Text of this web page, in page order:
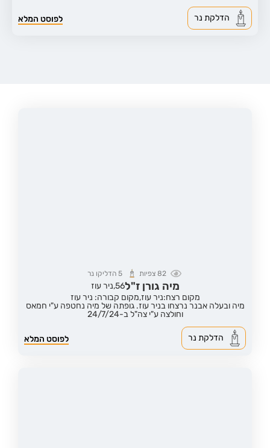
לפוסט המלא הדלקת נר
82 צפיות 5הדליקו נר
מיה גורן ז"ל56, ניר עוז
מקום רצח:ניר עוז,מקום קבורה: ניר עוז
מיה ובעלה אבנר נרצחו בניר עוז. גופתה של מיה נחטפה ע"י חמאס
וחולצה ע"י צה"ל ב-24/7/24
לפוסט המלא הדלקת נר